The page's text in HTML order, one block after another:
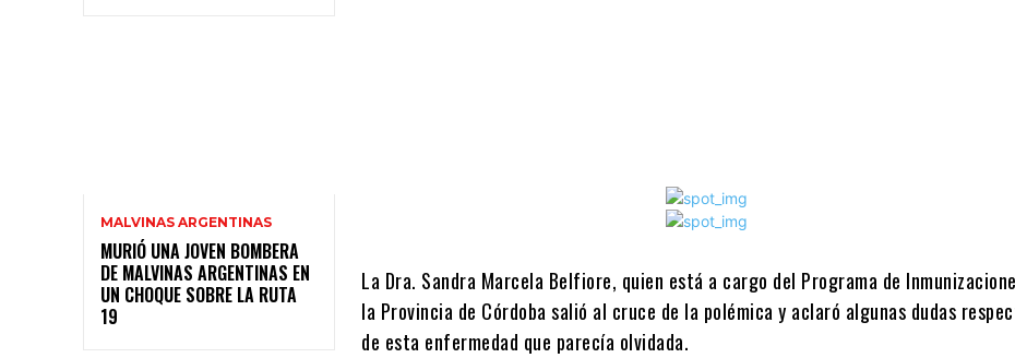
MALVINAS ARGENTINAS
MURIÓ UNA JOVEN BOMBERA
DE MALVINAS ARGENTINAS EN
UN CHOQUE SOBRE LA RUTA
19
La Dra. Sandra Marcela Belfiore, quien está a cargo del Programa de
la Provincia de Córdoba salió al cruce de la polémica y aclaró algunas dudas
de esta enfermedad que parecía olvidada.